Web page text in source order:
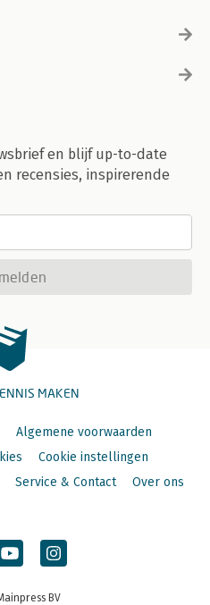
en blijf up-to-date
recensies, inspirerende
MAKEN
Algemene voorwaarden
Cookie instellingen
Service & Contact Over ons
BV